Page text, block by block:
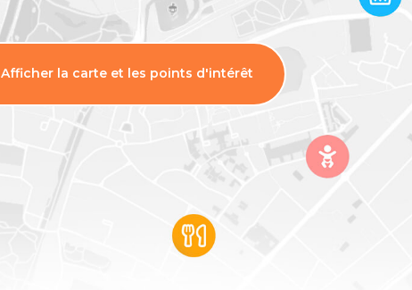
Afficher la carte et les points d'intérêt